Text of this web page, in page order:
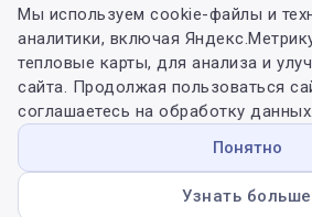
Мы используем cookie-файлы и
аналитики, включая
тепловые карты, для анализа и
сайта. Продолжая пользоваться
соглашаетесь на обработку данных.
Понятно
Узнать больше